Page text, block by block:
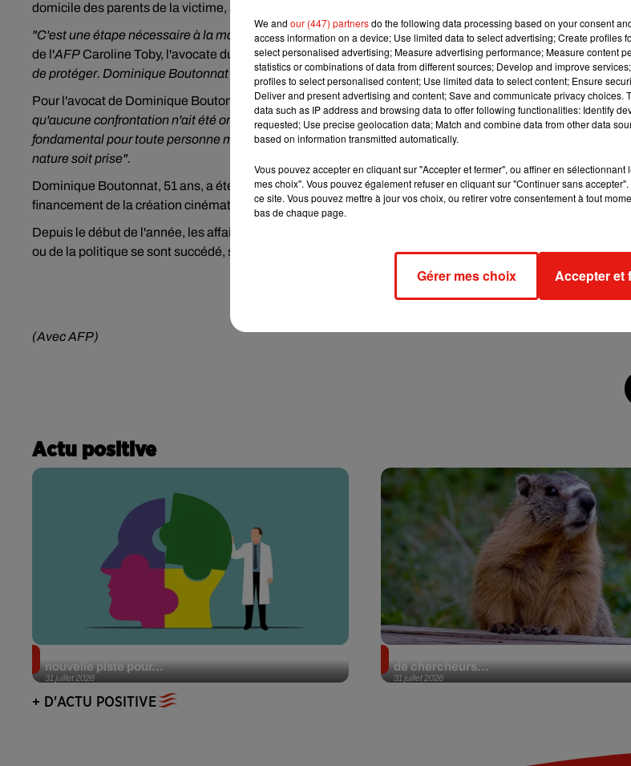
domicile des parents de la victime, a précisé le parquet.
"C'est une étape nécessaire à la manifestation de la vérité et à la reconstruction personnelle de mon
de l'AFP Caroline Toby, l'avocate du plaignant, ajoutant qu'un"parrain est comme un père, quel que soit
de protéger. Dominique Boutonnat était une figure paternelle".
Pour l'avocat de Dominique Boutonnat, Me Emmanuel Marsigny,"cette mise en examen pour des faits
qu'aucune confrontation n'ait été organisée traduit une précipitation tout à fait critiquable (...) Il s'agit
fondamental pour toute personne mise en cause de pouvoir être confrontée au plaignant avant qu'une
nature soit prise".
Dominique Boutonnat, 51 ans, a été nommé président du CNC le 24 juillet 2019, après une longue carrière
financement de la création cinématographique et audiovisuelle.
Depuis le début de l'année, les affaires de viol ou d'agression sexuelle concernant des personnalités du
ou de la politique se sont succédé, suscitant l'ouverture d'enquêtes judiciaires.
(Avec AFP)
Actu positive
31 juillet 2026
nouvelle piste pour...
31 juillet 2026
de chercheurs...
+ D'ACTU POSITIVE
We and our (447) partnersdo the following data processing based on your consent
access information on a device; Use limited data to select advertising; Create profiles
select personalised advertising; Measure advertising performance; Measure content
statistics or combinations of data from different sources; Develop and improve
profiles to select personalised content; Use limited data to select content; Ensure
Deliver and present advertising and content; Save and communicate privacy choices.
data such as IP address and browsing data to offer following functionalities: Identify
requested; Use precise geolocation data; Match and combine data from other data
based on information transmitted automatically.
Vous pouvez accepter en cliquant sur "Accepter et fermer", ou affiner en
mes choix". Vous pouvez également refuser en cliquant sur "Continuer sans
ce site. Vous pouvez mettre à jour vos choix, ou retirer votre consentement à tout
bas de chaque page.
Gérer mes choix Accepter et